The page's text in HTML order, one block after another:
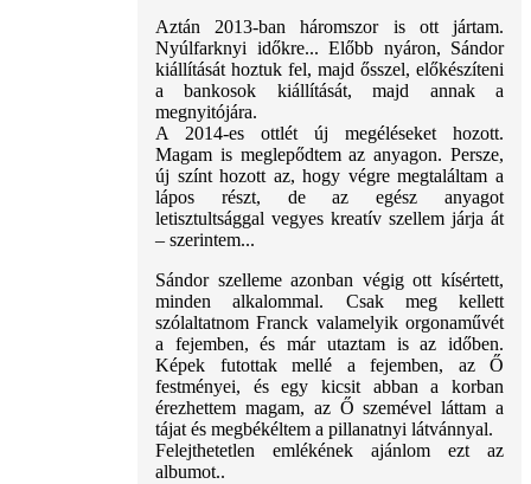
Aztán 2013-ban háromszor is ott jártam.
Nyúlfarknyi időkre... Előbb nyáron, Sándor
kiállítását hoztuk fel, majd ősszel, előkészíteni
a bankosok kiállítását, majd annak a
megnyitójára.
A 2014-es ottlét új megéléseket hozott.
Magam is meglepődtem az anyagon. Persze,
új színt hozott az, hogy végre megtaláltam a
lápos részt, de az egész anyagot
letisztultsággal vegyes kreatív szellem járja át
– szerintem...
Sándor szelleme azonban végig ott kísértett,
minden alkalommal. Csak meg kellett
szólaltatnom Franck valamelyik orgonaművét
a fejemben, és már utaztam is az időben.
Képek futottak mellé a fejemben, az Ő
festményei, és egy kicsit abban a korban
érezhettem magam, az Ő szemével láttam a
tájat és megbékéltem a pillanatnyi látvánnyal.
Felejthetetlen emlékének ajánlom ezt az
albumot..